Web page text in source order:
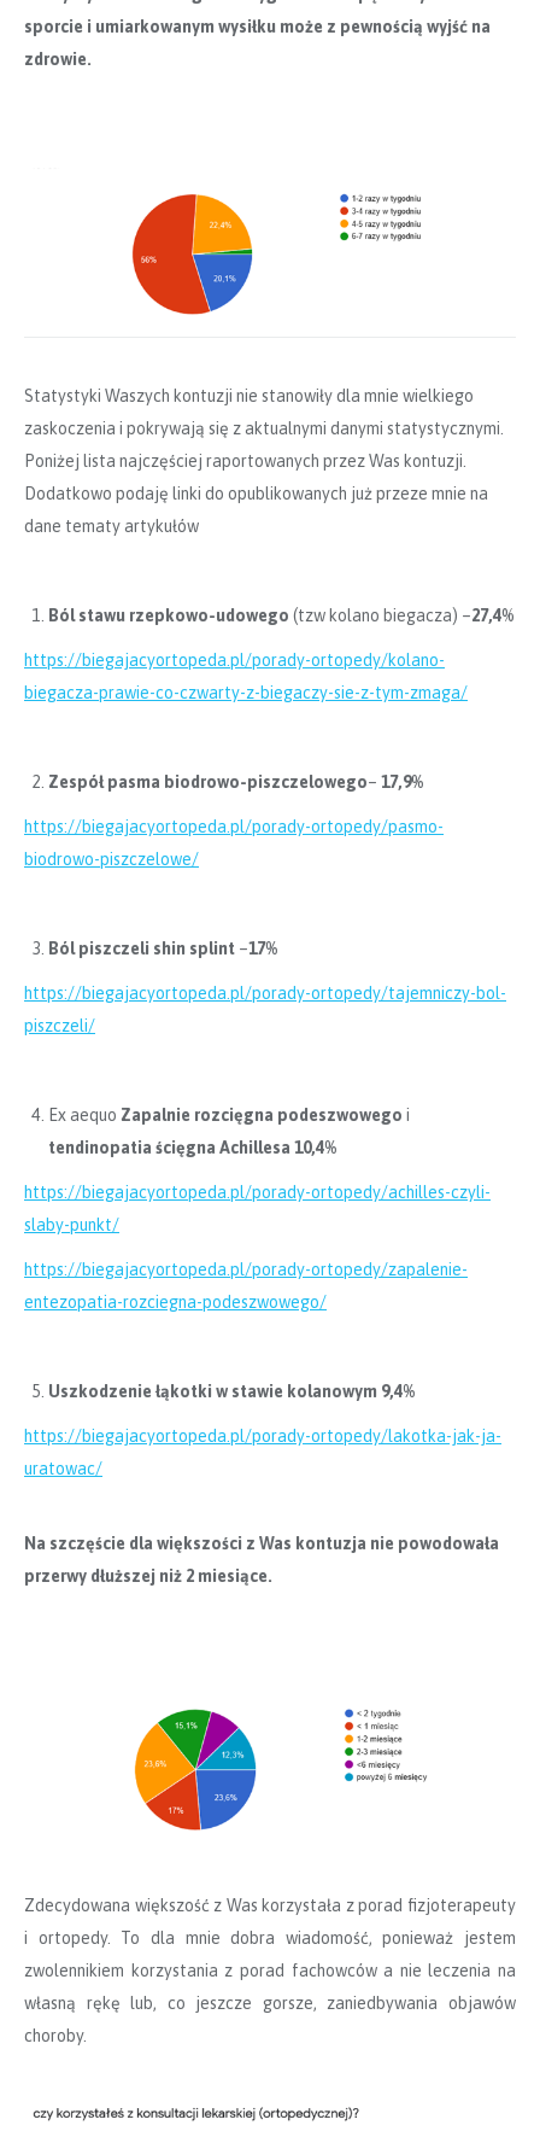
sporcie i umiarkowanym wysiłku może z pewnością wyjść na
zdrowie.
Statystyki Waszych kontuzji nie stanowiły dla mnie wielkiego
zaskoczenia i pokrywają się z aktualnymi danymi statystycznymi.
Poniżej lista najczęściej raportowanych przez Was kontuzji.
Dodatkowo podaję linki do opublikowanych już przeze mnie na
dane tematy artykułów
Ból stawu rzepkowo-udowego (tzw kolano biegacza) –27,4%
https://biegajacyortopeda.pl/porady-ortopedy/kolano-
biegacza-prawie-co-czwarty-z-biegaczy-sie-z-tym-zmaga/
Zespół pasma biodrowo-piszczelowego– 17,9%
https://biegajacyortopeda.pl/porady-ortopedy/pasmo-
biodrowo-piszczelowe/
Ból piszczeli shin splint –17%
https://biegajacyortopeda.pl/porady-ortopedy/tajemniczy-bol-
piszczeli/
Ex aequo Zapalnie rozcięgna podeszwowego i
tendinopatia ścięgna Achillesa 10,4%
https://biegajacyortopeda.pl/porady-ortopedy/achilles-czyli-
slaby-punkt/
https://biegajacyortopeda.pl/porady-ortopedy/zapalenie-
entezopatia-rozciegna-podeszwowego/
Uszkodzenie łąkotki w stawie kolanowym 9,4%
https://biegajacyortopeda.pl/porady-ortopedy/lakotka-jak-ja-
uratowac/
Na szczęście dla większości z Was kontuzja nie powodowała
przerwy dłuższej niż 2 miesiące.
Zdecydowana większość z Was korzystała z porad fizjoterapeuty
i ortopedy. To dla mnie dobra wiadomość, ponieważ jestem
zwolennikiem korzystania z porad fachowców a nie leczenia na
własną rękę lub, co jeszcze gorsze, zaniedbywania objawów
choroby.